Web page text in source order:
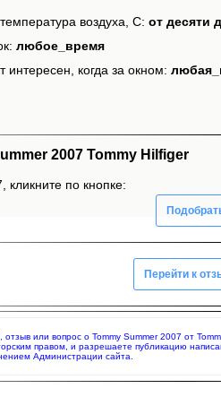
воздуха, С: от десяти
любое_время
когда за окном:
2007 Tommy Hilfiger
кликните по кнопке:
Перейти к
или вопрос о Tommy Summer 2007 от
правом, и разрешаете публикацию
Администрации сайта.